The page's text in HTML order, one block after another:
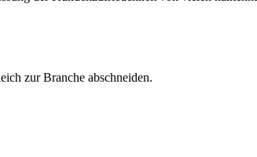
zur Branche abschneiden.